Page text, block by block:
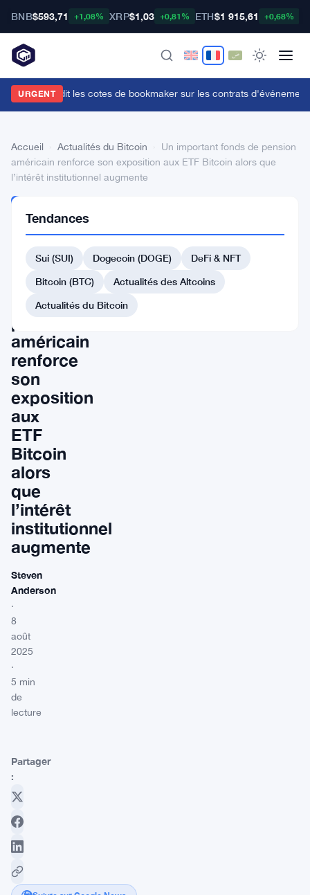
BNB$593,71 +1,08% XRP$1,03 +0,81% ETH$1 915,61 +0,68%
URGENT
CFTC interdit les cotes de bookmaker sur les contrats
Accueil Actualités du Bitcoin
Un important fonds de pension
américain renforce son exposition aux ETF Bitcoin alors que
l’intérêt institutionnel augmente
DU BITCOIN
important
fonds
pension
américain
renforce
son
exposition
aux
ETF
Bitcoin
alors
que
l’intérêt
institutionnel
augmente
Steven
Anderson
·
8
août
2025
·
5 min
de
lecture
Partager
:
Tendances
Sui (SUI) Dogecoin (DOGE)
DeFi & NFT
Bitcoin (BTC)
Actualités des Altcoins
Actualités du Bitcoin